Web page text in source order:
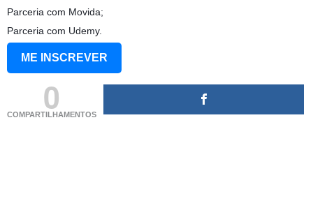
Parceria com Movida;
Parceria com Udemy.
ME INSCREVER
0
COMPARTILHAMENTOS